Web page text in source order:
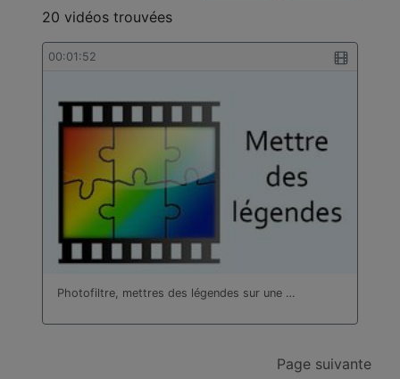
20 vidéos trouvées
00:01:52
Photofiltre, mettres des légendes sur une …
Page suivante